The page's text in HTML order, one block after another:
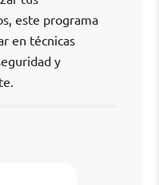
este programa
en técnicas
y